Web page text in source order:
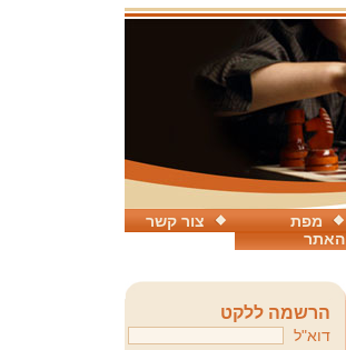
צור קשר
מפת
האתר
הרשמה ללקט
דוא"ל